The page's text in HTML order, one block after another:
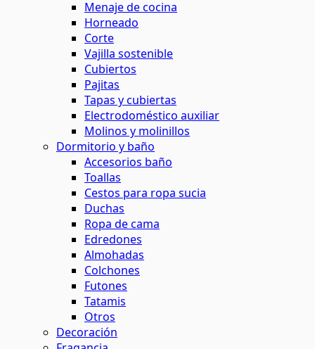
Menaje de cocina
Horneado
Corte
Vajilla sostenible
Cubiertos
Pajitas
Tapas y cubiertas
Electrodoméstico auxiliar
Molinos y molinillos
Dormitorio y baño
Accesorios baño
Toallas
Cestos para ropa sucia
Duchas
Ropa de cama
Edredones
Almohadas
Colchones
Futones
Tatamis
Otros
Decoración